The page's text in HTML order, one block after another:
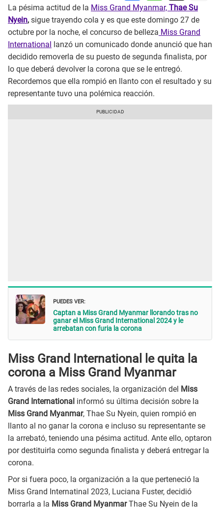
La pésima actitud de la Miss Grand Myanmar, Thae Su
Nyein, sigue trayendo cola y es que este domingo 27 de
octubre por la noche, el concurso de belleza Miss Grand
International
lanzó un comunicado donde anunció que han
decidido removerla de su puesto de segunda finalista, por
lo que deberá devolver la corona que se le entregó.
Recordemos que ella rompió en llanto con el resultado y su
representante tuvo una polémica reacción.
PUEDES VER:
Captan a Miss Grand Myanmar llorando tras no
ganar el Miss Grand International 2024 y le
arrebatan con furia la corona
Miss Grand International le quita la
corona a Miss Grand Myanmar
A través de las redes sociales, la organización del Miss
Grand International informó su última decisión sobre la
Miss Grand Myanmar, Thae Su Nyein, quien rompió en
llanto al no ganar la corona e incluso su representante se
la arrebató, teniendo una pésima actitud. Ante ello, optaron
por destituirla como segunda finalista y deberá entregar la
corona.
Por si fuera poco, la organización a la que perteneció la
Miss Grand Internatinal 2023, Luciana Fuster, decidió
borrarla a la Miss Grand MyanmarThae Su Nyein de la